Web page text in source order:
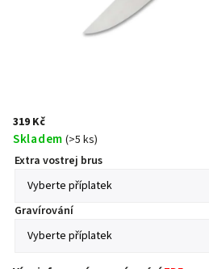
319 Kč
Skladem (>5 ks)
Extra vostrej brus
Gravírování